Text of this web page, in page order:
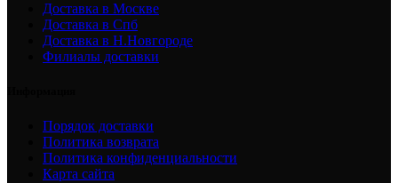
Доставка в Москве
Доставка в Спб
Доставка в Н.Новгороде
Филиалы доставки
Порядок доставки
Политика возврата
Политика конфиденциальности
Карта сайта